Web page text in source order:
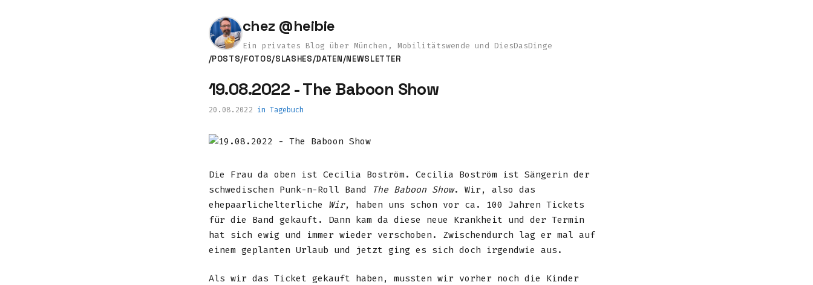
chez @heibie
Ein privates Blog über München, Mobilitätswende und DiesDasDinge
/POSTS/FOTOS/SLASHES/DATEN/NEWSLETTER
19.08.2022 - The Baboon Show
20.08.2022 inTagebuch
Die Frau da oben ist Cecilia Boström. Cecilia Boström ist Sängerin der
schwedischen Punk-n-Roll Band
The Baboon Show. Wir, also das
ehepaarlichelterliche Wir, haben uns schon vor ca. 100 Jahren Tickets
für die Band gekauft. Dann kam da diese neue Krankheit und der Termin
hat sich ewig und immer wieder verschoben. Zwischendurch lag er mal auf
einem geplanten Urlaub und jetzt ging es sich doch irgendwie aus.
Als wir das Ticket gekauft haben, mussten wir vorher noch die Kinder